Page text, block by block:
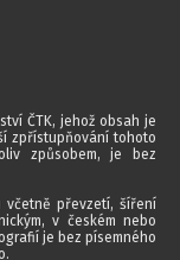
ČTK, jehož obsah je
zpřístupňování tohoto
způsobem, je bez
včetně převzetí, šíření
v českém nebo
je bez písemného